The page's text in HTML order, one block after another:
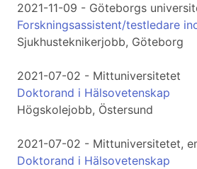
2021-11-09 - Göteborgs
Forskningsassistent/testledare
Sjukhusteknikerjobb, Göteborg
2021-07-02 - Mittuniversitetet
Doktorand i Hälsovetenskap
Högskolejobb, Östersund
2021-07-02 - Mittuniversitetet,
Doktorand i Hälsovetenskap